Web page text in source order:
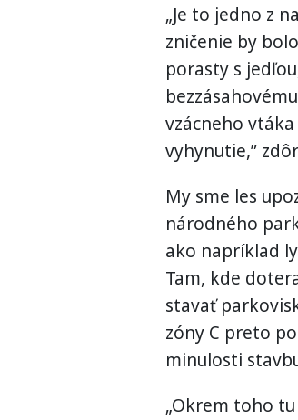
„Je to jedno z
zničenie by
porasty s
vzácneho
vyhynutie,”
My sme les
národného
ako napríklad
Tam, kde
stavať
zóny C preto
minulosti
„Okrem toho